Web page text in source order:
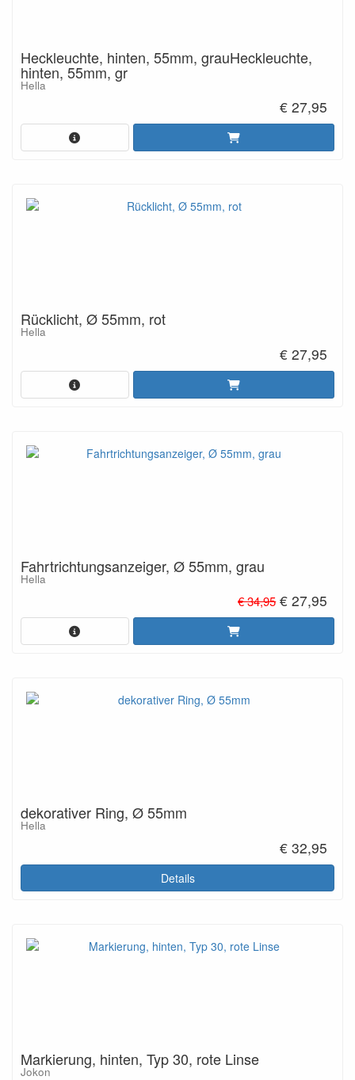
Heckleuchte, hinten, 55mm, grauHeckleuchte,
hinten, 55mm, gr
Hella
€ 27,95
Rücklicht, Ø 55mm, rot
Hella
€ 27,95
Fahrtrichtungsanzeiger, Ø 55mm, grau
Hella
€ 34,95€ 27,95
dekorativer Ring, Ø 55mm
Hella
€ 32,95
Details
Markierung, hinten, Typ 30, rote Linse
Jokon